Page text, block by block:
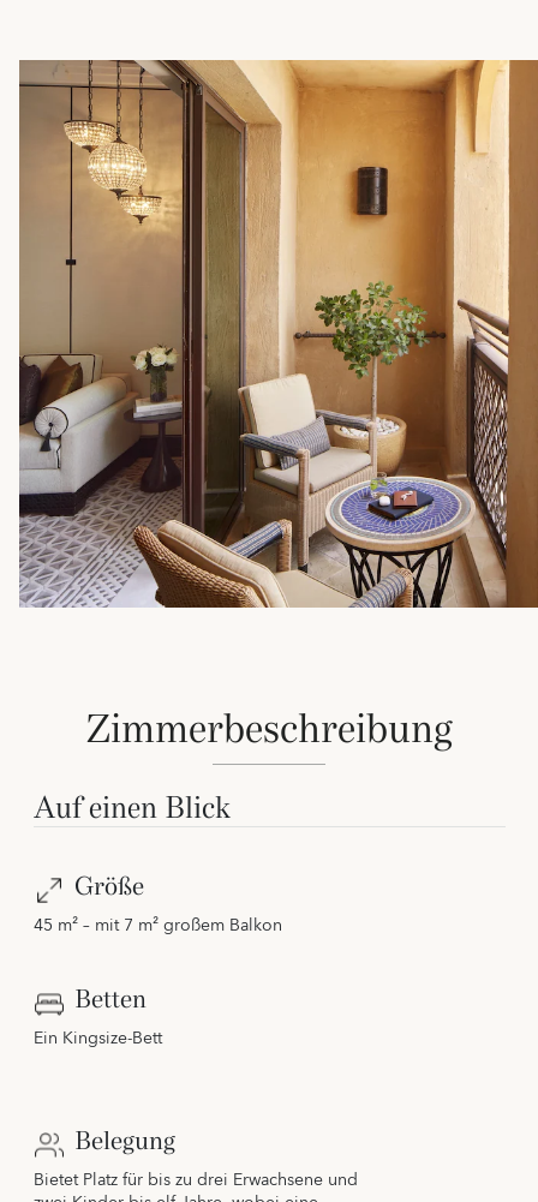
Zimmerbeschreibung
Auf einen Blick
Größe
45 m² – mit 7 m² großem Balkon
Betten
Ein Kingsize-Bett
Belegung
Bietet Platz für bis zu drei Erwachsene und